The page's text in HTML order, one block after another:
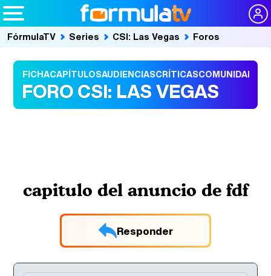
FórmulaTV Series CSI: Las Vegas Foros
FICHACAPÍTULOSAUDIENCIASCRÍTICASCOMUNIDAD
FORO CSI: LAS VEGAS
capitulo del anuncio de fdf
Responder